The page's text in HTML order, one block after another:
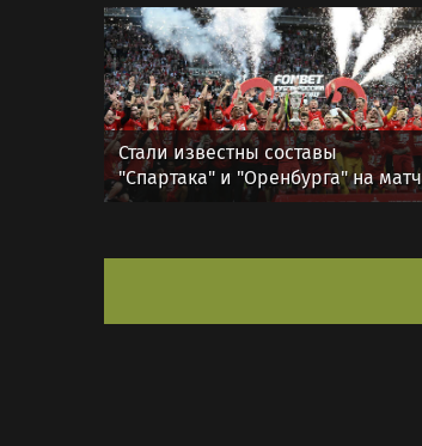
Стали известны составы
"Спартака" и "Оренбурга" на матч
Кубка России